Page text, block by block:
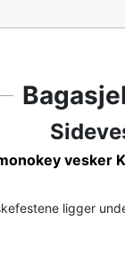
vesker
ligger